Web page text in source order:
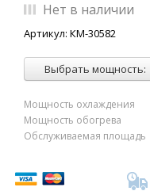
Нет в наличии
Артикул: КМ-30582
Выбрать мощность:
Мощность охлаждения
Мощность обогрева
Обслуживаемая площадь